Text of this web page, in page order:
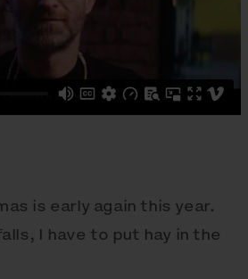
is early again this year.
I have to put hay in the